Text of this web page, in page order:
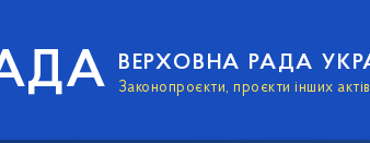
ВЕРХОВНА РАДА
Законопроєкти, проєкти інших актів